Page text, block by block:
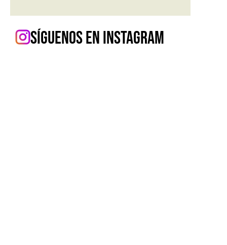
Síguenos en Instagram